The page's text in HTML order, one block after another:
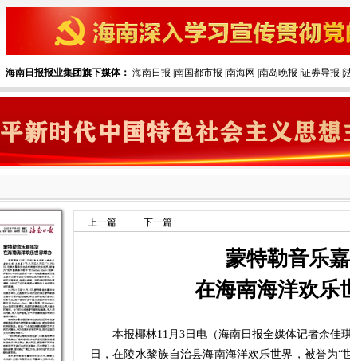
海南日报报业集团旗下媒体： 海南日报 南国都市报 南海网 南岛晚报 证券导报
上一篇 下一篇
蒙特勒音乐
在海南海洋欢乐
本报椰林11月3日电（海南日报全媒体记者余佳琪
日，在陵水黎族自治县海南海洋欢乐世界，被誉为“